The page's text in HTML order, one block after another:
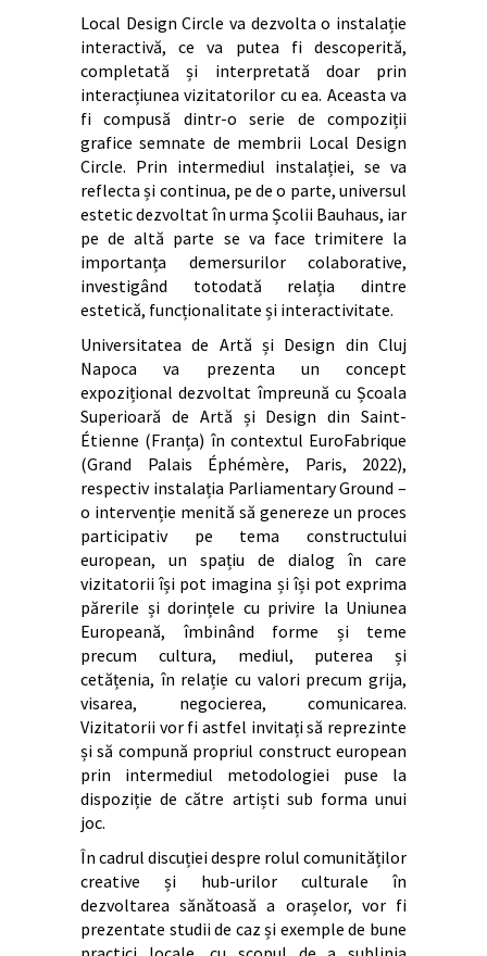
Local Design Circle va dezvolta o instalație
interactivă, ce va putea fi descoperită,
completată și interpretată doar prin
interacțiunea vizitatorilor cu ea. Aceasta va
fi compusă dintr-o serie de compoziții
grafice semnate de membrii Local Design
Circle. Prin intermediul instalației, se va
reflecta și continua, pe de o parte, universul
estetic dezvoltat în urma Școlii Bauhaus, iar
pe de altă parte se va face trimitere la
importanța demersurilor colaborative,
investigând totodată relația dintre
estetică, funcționalitate și interactivitate.
Universitatea de Artă și Design din Cluj
Napoca va prezenta un concept
expozițional dezvoltat împreună cu Școala
Superioară de Artă și Design din Saint-
Étienne (Franța) în contextul EuroFabrique
(Grand Palais Éphémère, Paris, 2022),
respectiv instalația Parliamentary Ground –
o intervenție menită să genereze un proces
participativ pe tema constructului
european, un spațiu de dialog în care
vizitatorii își pot imagina și își pot exprima
părerile și dorințele cu privire la Uniunea
Europeană, îmbinând forme și teme
precum cultura, mediul, puterea și
cetățenia, în relație cu valori precum grija,
visarea, negocierea, comunicarea.
Vizitatorii vor fi astfel invitați să reprezinte
și să compună propriul construct european
prin intermediul metodologiei puse la
dispoziție de către artiști sub forma unui
joc.
În cadrul discuției despre rolul comunităților
creative și hub-urilor culturale în
dezvoltarea sănătoasă a orașelor, vor fi
prezentate studii de caz și exemple de bune